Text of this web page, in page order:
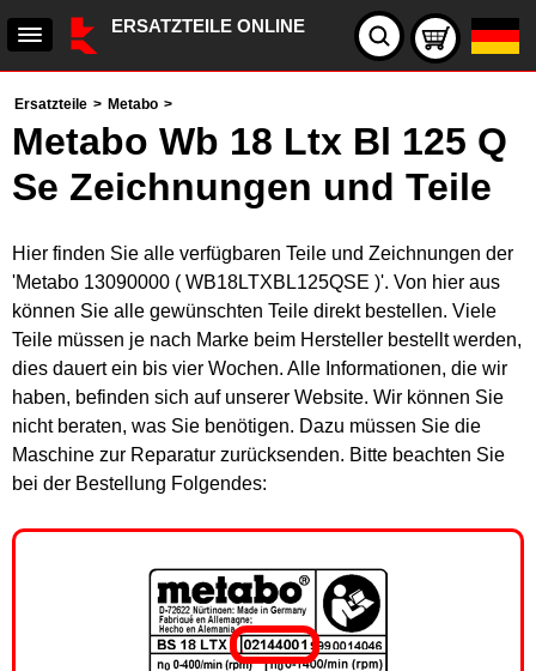
ERSATZTEILE ONLINE
Ersatzteile > Metabo >
Metabo Wb 18 Ltx Bl 125 Q
Se Zeichnungen und Teile
Hier finden Sie alle verfügbaren Teile und Zeichnungen der
'Metabo 13090000 ( WB18LTXBL125QSE )'. Von hier aus
können Sie alle gewünschten Teile direkt bestellen. Viele
Teile müssen je nach Marke beim Hersteller bestellt werden,
dies dauert ein bis vier Wochen. Alle Informationen, die wir
haben, befinden sich auf unserer Website. Wir können Sie
nicht beraten, was Sie benötigen. Dazu müssen Sie die
Maschine zur Reparatur zurücksenden. Bitte beachten Sie
bei der Bestellung Folgendes: